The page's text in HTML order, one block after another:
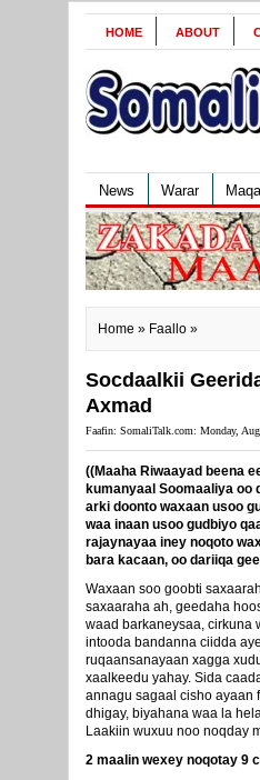
HOME ABOUT
News Warar
Home » Faallo »
Socdaalkii
Axmad
Faafin: SomaliTalk.com: Monday,
((Maaha Riwaayad beena
kumanyaal Soomaaliya oo
arki doonto waxaan usoo
waa inaan usoo gudbiyo
rajaynayaa iney noqoto
bara kacaan, oo dariiqa
Waxaan soo goobti
saxaaraha ah, geedaha
waad barkaneysaa, cirkuna
intooda bandanna ciidda
ruqaansanayaan xagga
xaalkeedu yahay. Sida
annagu sagaal cisho ayaan
dhigay, biyahana waa la
Laakiin wuxuu noo noqday
2 maalin wexey noqotay 9